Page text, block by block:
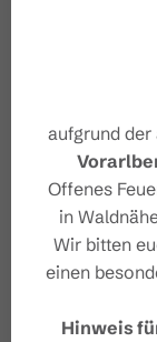
in
aufgrund
Offenes
in
Wir bitten
einen
Hinweis